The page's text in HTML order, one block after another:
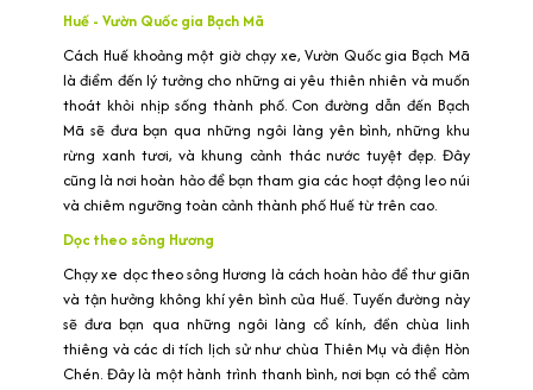
Huế - Vườn Quốc gia Bạch Mã
Cách Huế khoảng một giờ chạy xe, Vườn Quốc gia Bạch Mã
là điểm đến lý tưởng cho những ai yêu thiên nhiên và muốn
thoát khỏi nhịp sống thành phố. Con đường dẫn đến Bạch
Mã sẽ đưa bạn qua những ngôi làng yên bình, những khu
rừng xanh tươi, và khung cảnh thác nước tuyệt đẹp. Đây
cũng là nơi hoàn hảo để bạn tham gia các hoạt động leo núi
và chiêm ngưỡng toàn cảnh thành phố Huế từ trên cao.
Dọc theo sông Hương
Chạy xe dọc theo sông Hương là cách hoàn hảo để thư giãn
và tận hưởng không khí yên bình của Huế. Tuyến đường này
sẽ đưa bạn qua những ngôi làng cổ kính, đền chùa linh
thiêng và các di tích lịch sử như chùa Thiên Mụ và điện Hòn
Chén. Đây là một hành trình thanh bình, nơi bạn có thể cảm